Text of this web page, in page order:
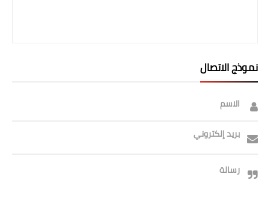
نموذج الاتصال
الاسم
بريد إلكتروني
رسالة